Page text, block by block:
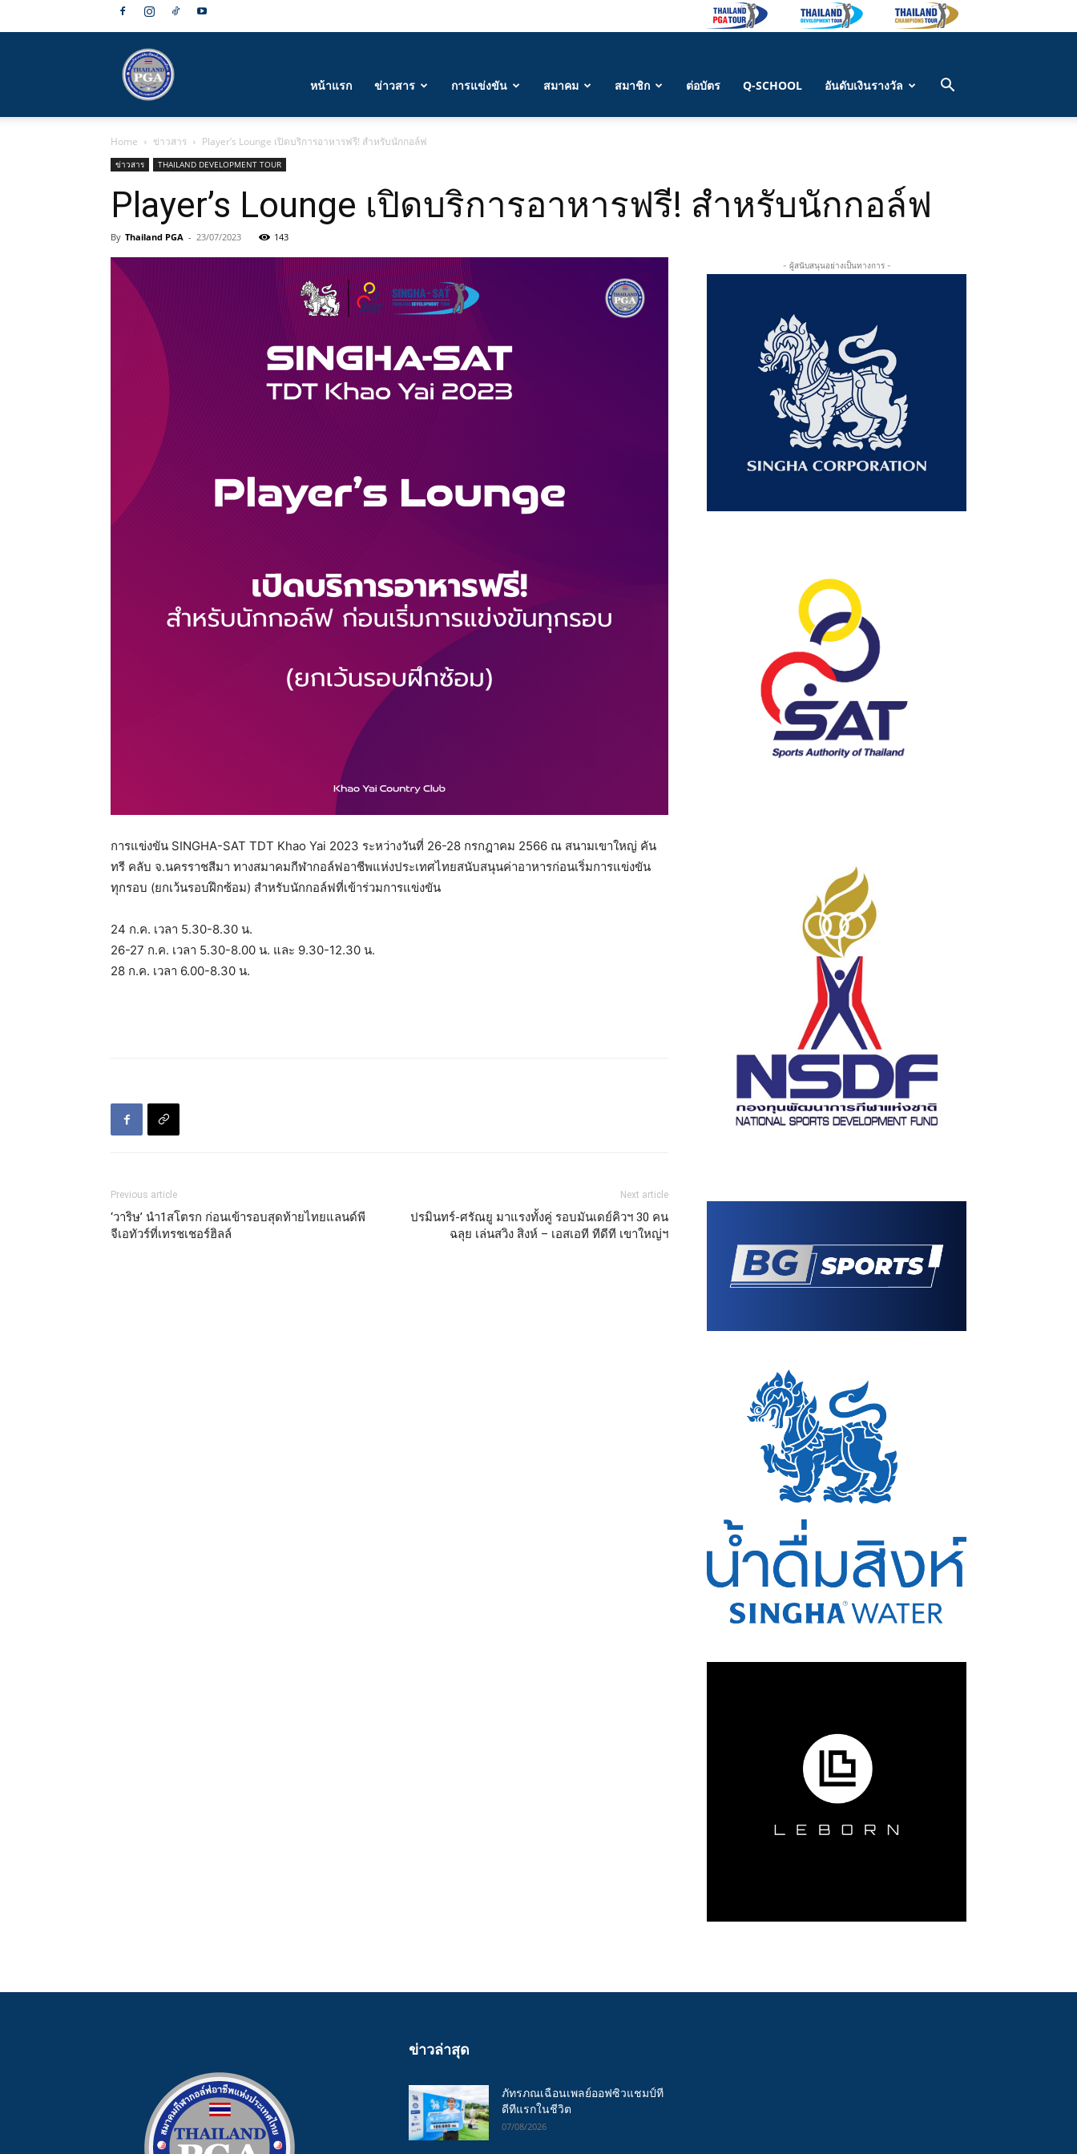
กีฬา
กอล์ฟ
ประเทศไทย
หน้าแรก ข่าวสาร การแข่งขัน สมาคม สมาชิก ต่อบัตร Q-SCHOOL อันดับเงินรางวัล
Home ข่าวสาร Player’s Lounge เปิดบริการอาหารฟรี! สำหรับนักกอล์ฟ
ข่าวสาร THAILAND DEVELOPMENT TOUR
Player’s Lounge เปิดบริการอาหารฟรี! สำหรับนักกอล์ฟ
By Thailand PGA - 23/07/2023 143
การแข่งขัน SINGHA-SAT TDT Khao Yai 2023 ระหว่างวันที่ 26-28 กรกฎาคม 2566 ณ สนามเขาใหญ่ คัน
ทรี คลับ จ.นครราชสีมา ทางสมาคมกีฬากอล์ฟอาชีพแห่งประเทศไทยสนับสนุนค่าอาหารก่อนเริ่มการแข่งขัน
ทุกรอบ (ยกเว้นรอบฝึกซ้อม) สำหรับนักกอล์ฟที่เข้าร่วมการแข่งขัน
24 ก.ค. เวลา 5.30-8.30 น.
26-27 ก.ค. เวลา 5.30-8.00 น. และ 9.30-12.30 น.
28 ก.ค. เวลา 6.00-8.30 น.
Previous article
‘วาริษ’ นำ1สโตรก ก่อนเข้ารอบสุดท้ายไทยแลนด์พี
จีเอทัวร์ที่เทรชเชอร์ฮิลล์
Next article
ปรมินทร์-ศรัณยู มาแรงทั้งคู่ รอบมันเดย์คิวฯ 30 คน
ฉลุย เล่นสวิง สิงห์ – เอสเอที ทีดีที เขาใหญ่ฯ
- ผู้สนับสนุนอย่างเป็นทางการ -
ข่าวล่าสุด
ภัทรภณเฉือนเพลย์ออฟซิวแชมป์ที
ดีทีแรกในชีวิต
07/08/2026